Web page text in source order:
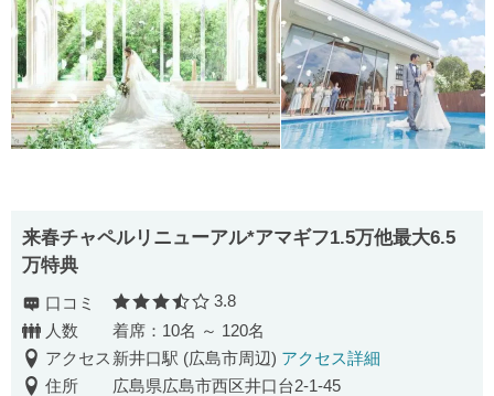
来春チャペルリニューアル*アマギフ1.5万他最大6.5
万特典
口コミ 口コミ評価
3.8
人数
着席：10名 ～ 120名
アクセス 新井口駅 (広島市周辺) アクセス詳細
住所
広島県広島市西区井口台2-1-45